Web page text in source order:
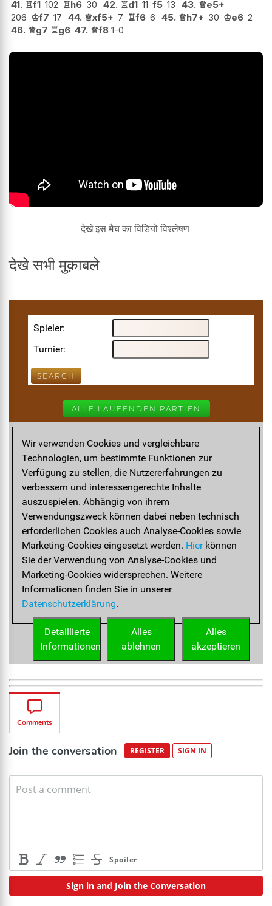
41. ♖f1 102 ♖h6 30 42. ♖d1 11 f5 13 43. ♕e5+
206 ♔f7 17 44. ♕xf5+ 7 ♖f6 6 45. ♕h7+ 30 ♔e6 2
46. ♕g7 ♖g6 47. ♕f8 1-0
देखे इस मैच का विडियो विश्लेषण
देखे सभी मुक़ाबले